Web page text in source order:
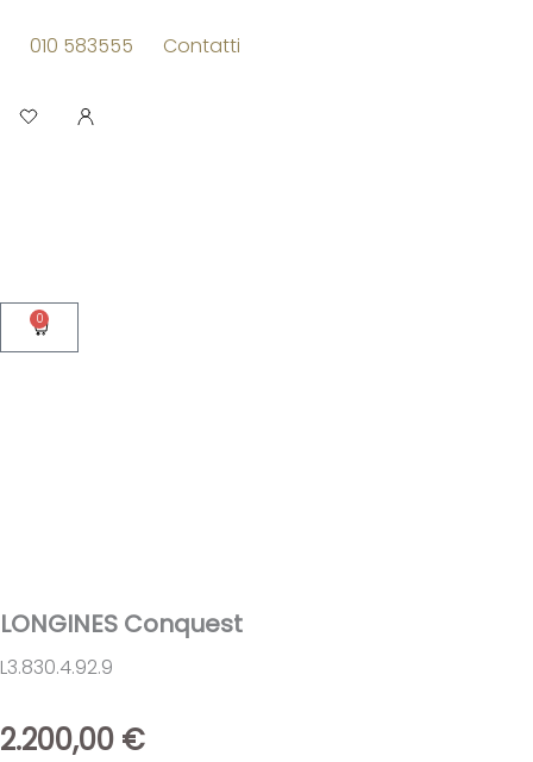
010 583555 Contatti
0
Carrello
LONGINES Conquest
L3.830.4.92.9
2.200,00 €